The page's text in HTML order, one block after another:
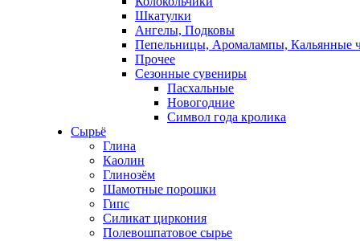
Шкатулки
Ангелы, Подковы
Пепельницы, Аромалампы, Кальянные
Прочее
Сезонные сувениры
Пасхальные
Новогодние
Символ года кролика
Сырьё
Глина
Каолин
Глинозём
Шамотные порошки
Гипс
Силикат циркония
Полевошпатовое сырье